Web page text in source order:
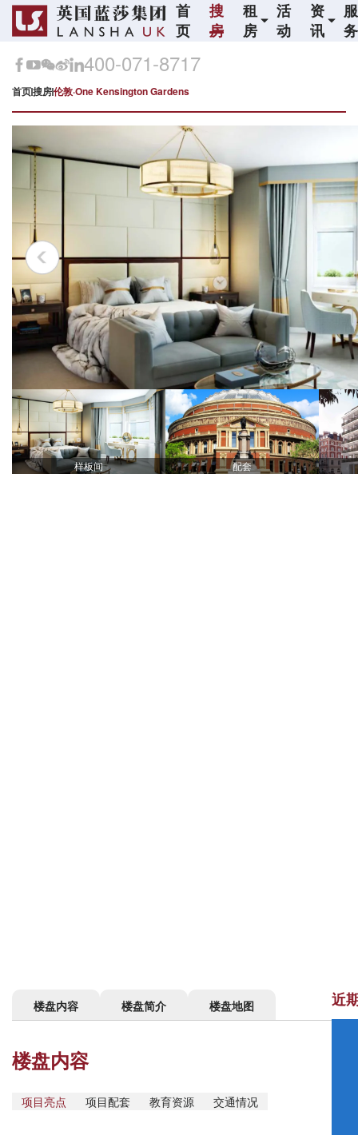
首
页
搜
房
租
房
活
动
资
讯
服
务
400-071-8717
首页搜房伦敦·One Kensington Gardens
样板间 配套
楼盘内容 楼盘简介 楼盘地图
楼盘内容
项目亮点 项目配套 教育资源 交通情况
近